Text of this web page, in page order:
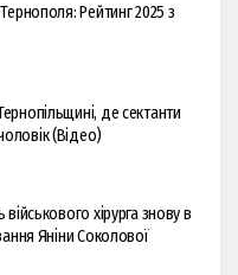
Рейтинг 2025 з
де сектанти
(Відео)
хірурга знову в
Яніни Соколової